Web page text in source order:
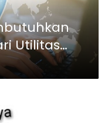
Utilitas
Besar